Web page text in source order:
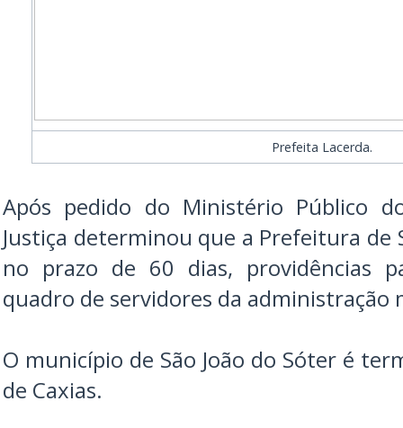
Prefeita Lacerda.
Após pedido do Ministério Público
Justiça determinou que a Prefeitura de
no prazo de 60 dias, providências
quadro de servidores da administração
O município de São João do Sóter é
de Caxias.